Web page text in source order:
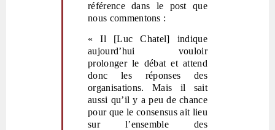
référence dans le post que
nous commentons :
« Il [Luc Chatel] indique
aujourd’hui vouloir
prolonger le débat et attend
donc les réponses des
organisations. Mais il sait
aussi qu’il y a peu de chance
pour que le consensus ait lieu
sur l’ensemble des